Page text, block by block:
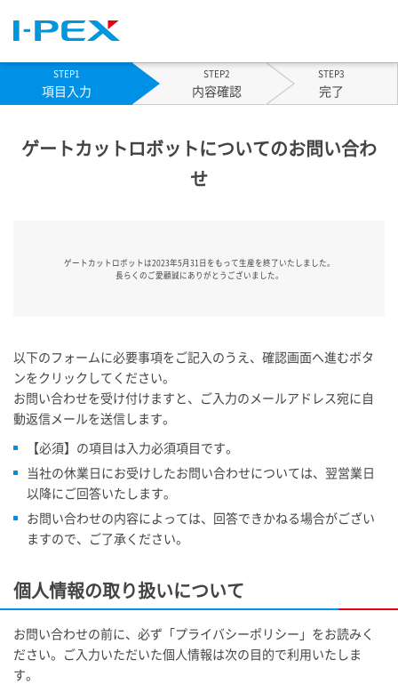
STEP1
現
項目入力
STEP2
内容確認
STEP3
完了
ゲートカットロボットについてのお問い合わ
せ
以下のフォームに必要事項をご記入のうえ、確認画面へ進むボタ
ンをクリックしてください。
お問い合わせを受け付けますと、ご入力のメールアドレス宛に自
動返信メールを送信します。
【必須】の項目は入力必須項目です。
当社の休業日にお受けしたお問い合わせについては、翌営業日
以降にご回答いたします。
お問い合わせの内容によっては、回答できかねる場合がござい
ますので、ご了承ください。
個人情報の取り扱いについて
お問い合わせの前に、必ず「プライバシーポリシー」をお読みく
ださい。ご入力いただいた個人情報は次の目的で利用いたしま
す。